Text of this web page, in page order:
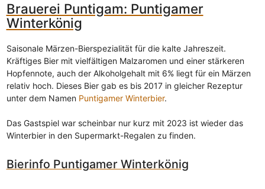
Brauerei Puntigam: Puntigamer
Winterkönig
Saisonale Märzen-Bierspezialität für die kalte Jahreszeit.
Kräftiges Bier mit vielfältigen Malzaromen und einer stärkeren
Hopfennote, auch der Alkoholgehalt mit 6% liegt für ein Märzen
relativ hoch. Dieses Bier gab es bis 2017 in gleicher Rezeptur
unter dem Namen Puntigamer Winterbier.
Das Gastspiel war scheinbar nur kurz mit 2023 ist wieder das
Winterbier in den Supermarkt-Regalen zu finden.
Bierinfo Puntigamer Winterkönig